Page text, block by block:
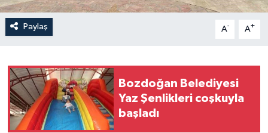
Paylaş A- A+
Bozdoğan Belediyesi
Yaz Şenlikleri coşkuyla
başladı